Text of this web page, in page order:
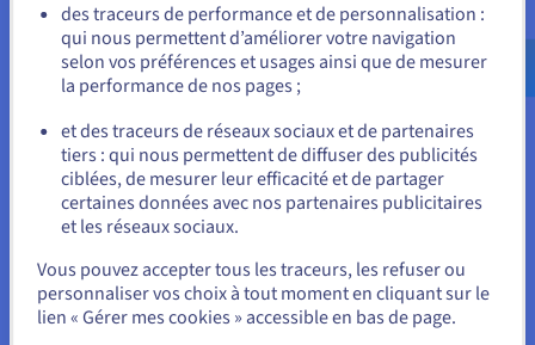
données, nécessitant des mesures de sécurité robustes.
Attention également aux coûts et à la complexité. Les
entrepôts de données sont exhaustifs, donc naturellement,
d'un entrepôt de données peuvent être coûteuses et
complexes. Ne sous-estimez pas l'ampleur de la tâche et
assurez-vous d'acquérir les compétences spécialisées et les
investissements importants en infrastructure dont vous avez
besoin.
Modélisation de données et conception ETL
La modélisation de données, ETL (Extract, Transform, Load) et
Allez sur le site États-Unis
us.ovhcloud.com/learn Anglais USD - $
ou
Rester sur le site actuel
Sélectionner un autre site web
des traceurs de performance et de personnalisation :
qui nous permettent d’améliorer votre navigation
selon vos préférences et usages ainsi que de mesurer
la performance de nos pages ;
et des traceurs de réseaux sociaux et de partenaires
tiers : qui nous permettent de diffuser des publicités
ciblées, de mesurer leur efficacité et de partager
certaines données avec nos partenaires publicitaires
et les réseaux sociaux.
Vous pouvez accepter tous les traceurs, les refuser ou
personnaliser vos choix à tout moment en cliquant sur le
lien « Gérer mes cookies » accessible en bas de page.